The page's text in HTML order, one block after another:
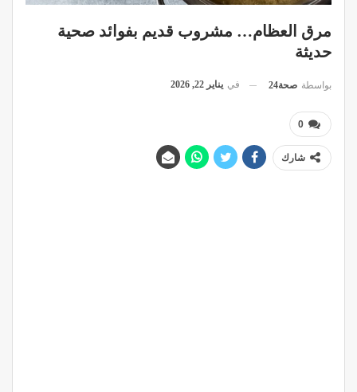
مرق العظام… مشروب قديم بفوائد صحية
حديثة
بواسطة صحة24 في يناير 22, 2026
0
شارك